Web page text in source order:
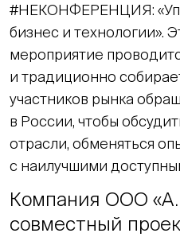
#НЕКОНФЕРЕНЦИЯ:
бизнес и технологии».
мероприятие
и традиционно
участников рынка
в России, чтобы
отрасли, обменяться
с наилучшими
Компания ООО
совместный